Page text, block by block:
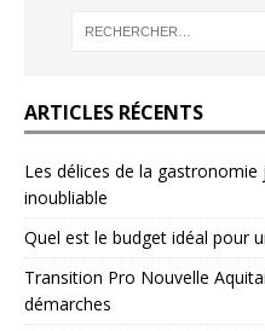
ARTICLES RÉCENTS
Les délices de la
inoubliable
Quel est le budget idéal pour
Transition Pro Nouvelle
démarches